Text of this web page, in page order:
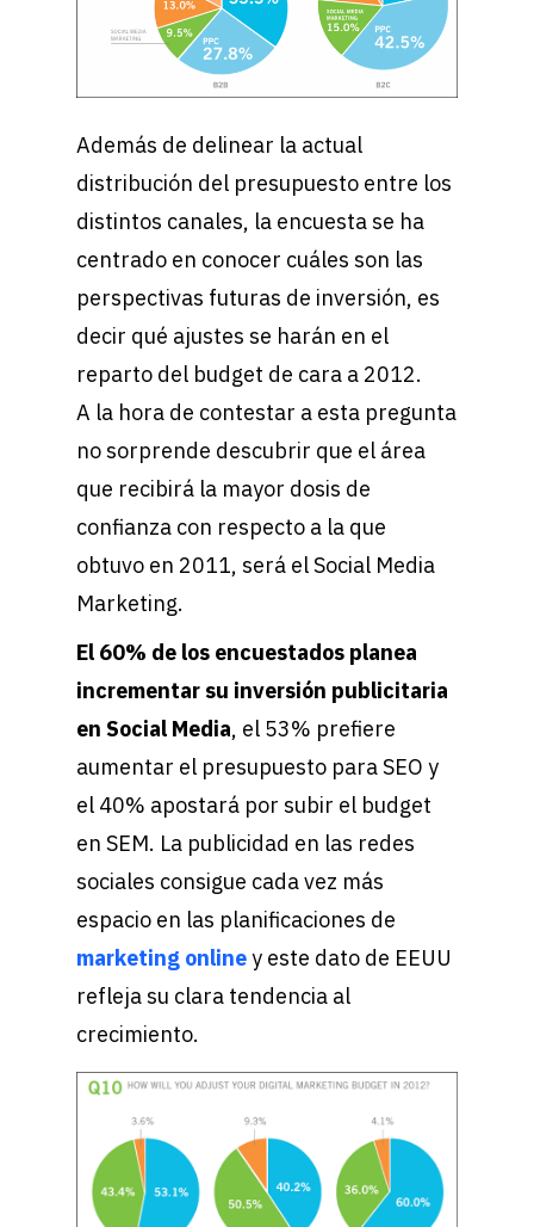
Además de delinear la actual
distribución del presupuesto entre los
distintos canales, la encuesta se ha
centrado en conocer cuáles son las
perspectivas futuras de inversión, es
decir qué ajustes se harán en el
reparto del budget de cara a 2012.
A la hora de contestar a esta pregunta
no sorprende descubrir que el área
que recibirá la mayor dosis de
confianza con respecto a la que
obtuvo en 2011, será el Social Media
Marketing.
El 60% de los encuestados planea
incrementar su inversión publicitaria
en Social Media, el 53% prefiere
aumentar el presupuesto para SEO y
el 40% apostará por subir el budget
en SEM. La publicidad en las redes
sociales consigue cada vez más
espacio en las planificaciones de
marketing onliney este dato de EEUU
refleja su clara tendencia al
crecimiento.